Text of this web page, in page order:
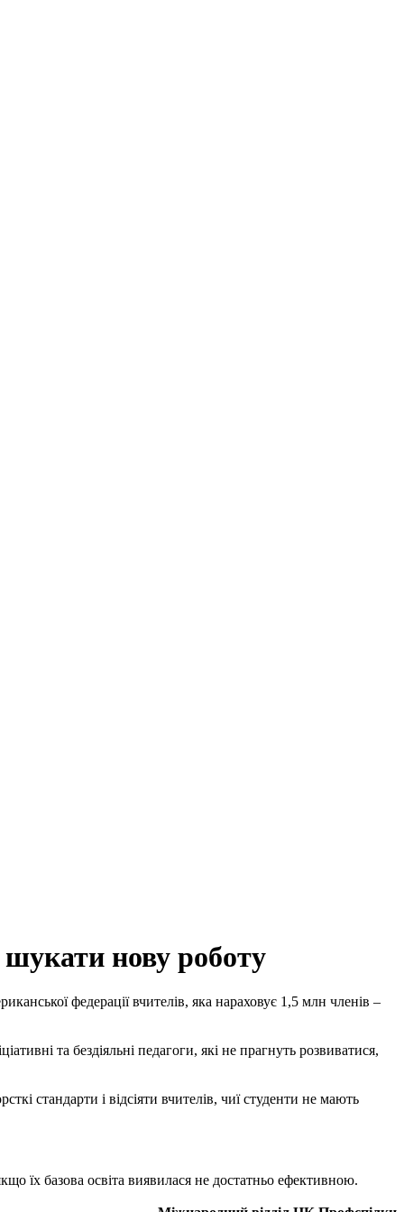
шукати нову роботу
федерації вчителів, яка нараховує 1,5 млн членів –
та бездіяльні педагоги, які не прагнуть розвиватися,
стандарти і відсіяти вчителів, чиї студенти не мають
їх базова освіта виявилася не достатньо ефективною.